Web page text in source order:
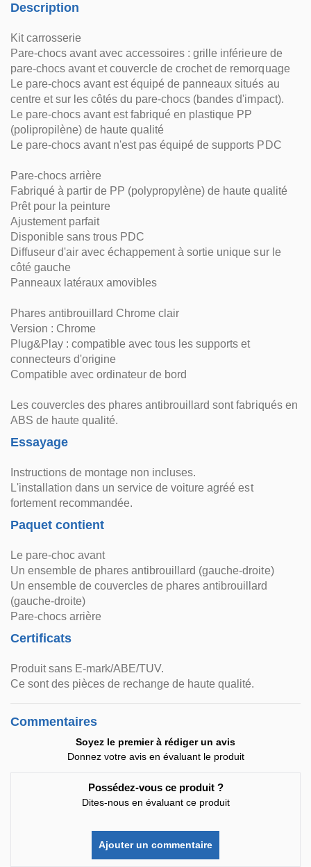
Description
Kit carrosserie
Pare-chocs avant avec accessoires : grille inférieure de
pare-chocs avant et couvercle de crochet de remorquage
Le pare-chocs avant est équipé de panneaux situés au
centre et sur les côtés du pare-chocs (bandes d'impact).
Le pare-chocs avant est fabriqué en plastique PP
(polipropilène) de haute qualité
Le pare-chocs avant n'est pas équipé de supports PDC
Pare-chocs arrière
Fabriqué à partir de PP (polypropylène) de haute qualité
Prêt pour la peinture
Ajustement parfait
Disponible sans trous PDC
Diffuseur d'air avec échappement à sortie unique sur le
côté gauche
Panneaux latéraux amovibles
Phares antibrouillard Chrome clair
Version : Chrome
Plug&Play : compatible avec tous les supports et
connecteurs d'origine
Compatible avec ordinateur de bord
Les couvercles des phares antibrouillard sont fabriqués en
ABS de haute qualité.
Essayage
Instructions de montage non incluses.
L'installation dans un service de voiture agréé est
fortement recommandée.
Paquet contient
Le pare-choc avant
Un ensemble de phares antibrouillard (gauche-droite)
Un ensemble de couvercles de phares antibrouillard
(gauche-droite)
Pare-chocs arrière
Certificats
Produit sans E-mark/ABE/TUV.
Ce sont des pièces de rechange de haute qualité.
Commentaires
Soyez le premier à rédiger un avis
Donnez votre avis en évaluant le produit
Possédez-vous ce produit ?
Dites-nous en évaluant ce produit
Ajouter un commentaire